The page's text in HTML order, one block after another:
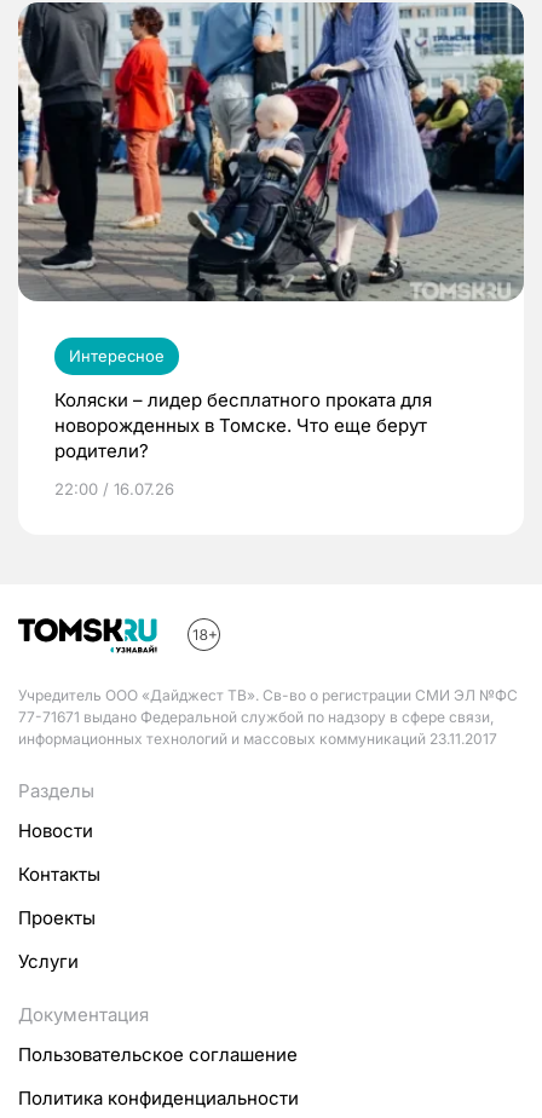
Интересное
Коляски – лидер бесплатного проката для
новорожденных в Томске. Что еще берут
родители?
22:00 / 16.07.26
Учредитель ООО «Дайджест ТВ». Св-во о регистрации СМИ ЭЛ №ФС
77-71671 выдано Федеральной службой по надзору в сфере связи,
информационных технологий и массовых коммуникаций 23.11.2017
Разделы
Новости
Контакты
Проекты
Услуги
Документация
Пользовательское соглашение
Политика конфиденциальности